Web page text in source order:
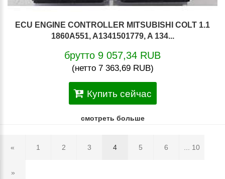
ECU ENGINE CONTROLLER MITSUBISHI COLT 1.1
1860A551, A1341501779, A 134...
брутто 9 057,34 RUB
(нетто 7 363,69 RUB)
Купить сейчас
смотреть больше
« 1 2 3 4 5 6 ... 10
»